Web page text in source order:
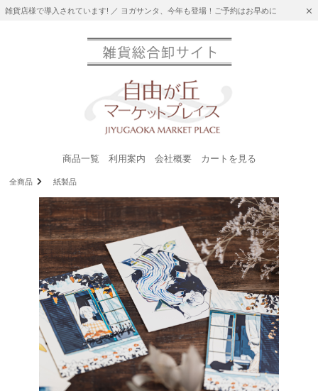
雑貨店様で導入されています! ／ ヨガサンタ、今年も登場！ご予約はお早めに
商品一覧 利用案内 会社概要 カートを見る
全商品 紙製品